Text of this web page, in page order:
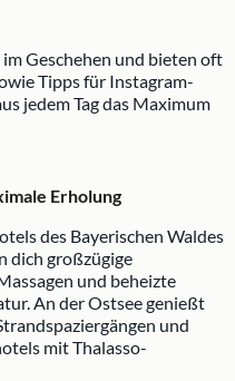
Geschehen und bieten oft
Tipps für Instagram-
jedem Tag das Maximum
Erholung
des Bayerischen Waldes
dich großzügige
und beheizte
An der Ostsee genießt
und
mit Thalasso-